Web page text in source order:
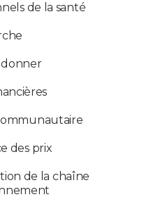
de la santé
donner
des prix
de la chaîne